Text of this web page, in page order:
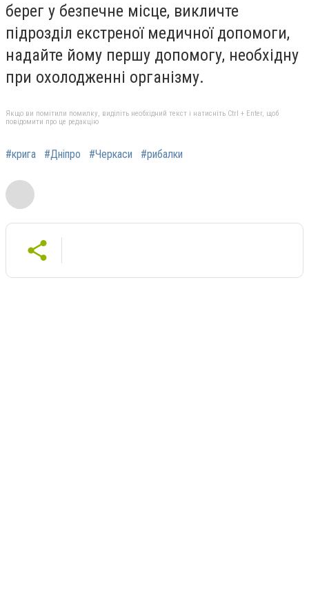
берег у безпечне місце, викличте
підрозділ екстреної медичної допомоги,
надайте йому першу допомогу, необхідну
при охолодженні організму.
Якщо ви помітили помилку, виділіть необхідний текст і натисніть Ctrl + Enter, щоб
повідомити про це редакцію
#крига #Дніпро #Черкаси #рибалки